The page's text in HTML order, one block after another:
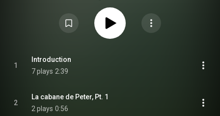
1
Introduction
7 plays 2:39
2
La cabane de Peter, Pt. 1
2 plays 0:56